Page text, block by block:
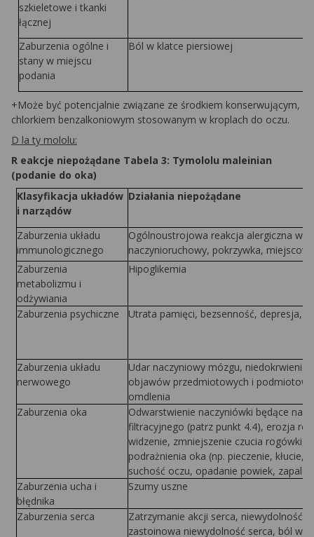
szkieletowe i tkanki
łącznej
Zaburzenia ogólne i
stany w miejscu
podania
Ból w klatce piersiowej
+Może być potencjalnie związane ze środkiem konserwującym,
chlorkiem benzalkoniowym stosowanym w kroplach do oczu.
D la ty mololu:
R eakcje niepożądane Tabela 3: Tymololu maleinian
(podanie do oka)
Klasyfikacja układów
i narządów
Działania niepożądane
Zaburzenia układu
immunologicznego
Ogólnoustrojowa reakcja alergiczna w
naczynioruchowy, pokrzywka,
Zaburzenia
metabolizmu i
odżywiania
Hipoglikemia
Zaburzenia psychiczne Utrata pamięci, bezsenność, depresja,
Zaburzenia układu
nerwowego
Udar naczyniowy mózgu, niedokrwienie
objawów przedmiotowych i
omdlenia
Zaburzenia oka
Odwarstwienie naczyniówki będące
filtracyjnego (patrz punkt 4.4), erozja
widzenie, zmniejszenie czucia
podrażnienia oka (np. pieczenie, kłucie,
suchość oczu, opadanie powiek,
Zaburzenia ucha i
błędnika
Szumy uszne
Zaburzenia serca
Zatrzymanie akcji serca, niewydolność
zastoinowa niewydolność serca, ból w